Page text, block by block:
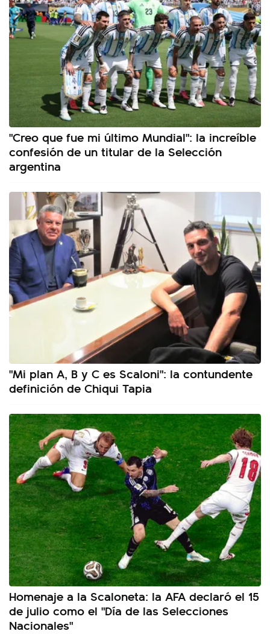
"Creo que fue mi último Mundial": la increíble
confesión de un titular de la Selección
argentina
"Mi plan A, B y C es Scaloni": la contundente
definición de Chiqui Tapia
Homenaje a la Scaloneta: la AFA declaró el 15
de julio como el "Día de las Selecciones
Nacionales"